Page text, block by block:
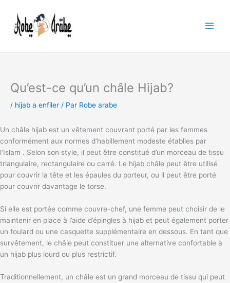
contenu
Qu’est-ce qu’un châle Hijab?
/ hijab a enfiler / Par Robe arabe
Un châle hijab est un vêtement couvrant porté par les femmes
conformément aux normes d’habillement modeste établies par
l’Islam . Selon son style, il peut être constitué d’un morceau de tissu
triangulaire, rectangulaire ou carré. Le hijab châle peut être utilisé
pour couvrir la tête et les épaules du porteur, ou il peut être porté
pour couvrir davantage le torse.
Si elle est portée comme couvre-chef, une femme peut choisir de le
maintenir en place à l’aide d’épingles à hijab et peut également porter
un foulard ou une casquette supplémentaire en dessous. En tant que
survêtement, le châle peut constituer une alternative confortable à
un hijab plus lourd ou plus restrictif.
Traditionnellement, un châle est un grand morceau de tissu qui peut